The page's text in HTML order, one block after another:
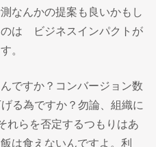
なんかの提案も良いかもし
は ビジネスインパクトが
。
ですか？コンバージョン数
る為ですか？勿論、組織に
れらを否定するつもりはあ
は食えないんですよ。利